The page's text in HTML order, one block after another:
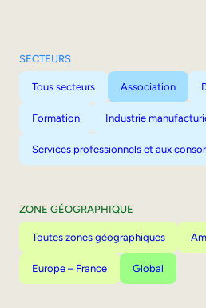
SECTEURS
Tous secteurs Association
Formation Industrie
Services professionnels et aux
ZONE GÉOGRAPHIQUE
Toutes zones géographiques
Europe – France Global